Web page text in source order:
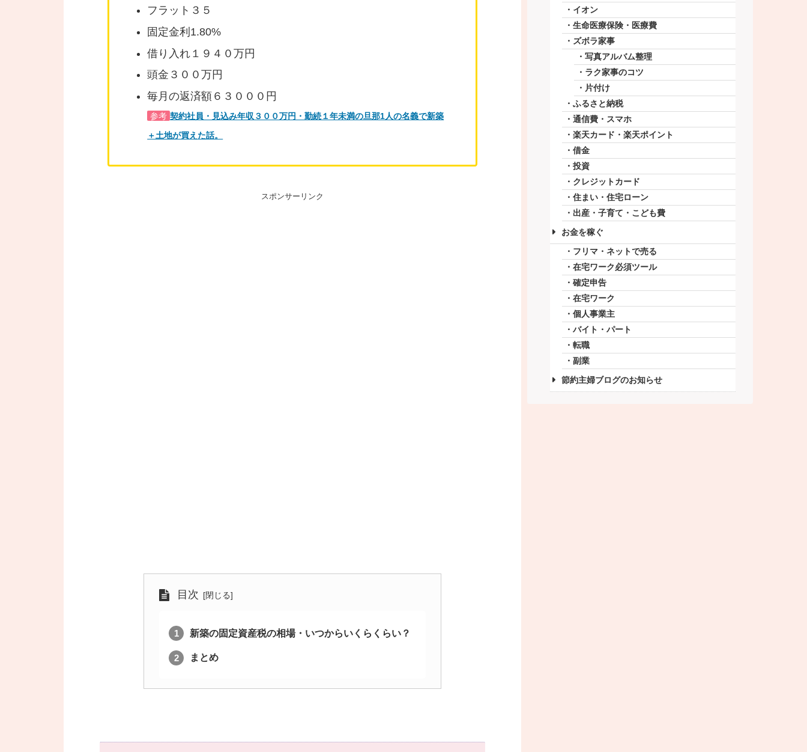
フラット３５
固定金利1.80%
借り入れ１９４０万円
頭金３００万円
毎月の返済額６３０００円
参考 契約社員・見込み年収３００万円・勤続１年未満の旦那1人の名義で新築
＋土地が買えた話。
スポンサーリンク
目次
新築の固定資産税の相場・いつからいくらくらい？
まとめ
イオン
生命医療保険・医療費
ズボラ家事
写真アルバム整理
ラク家事のコツ
片付け
ふるさと納税
通信費・スマホ
楽天カード・楽天ポイント
借金
投資
クレジットカード
住まい・住宅ローン
出産・子育て・こども費
お金を稼ぐ
フリマ・ネットで売る
在宅ワーク必須ツール
確定申告
在宅ワーク
個人事業主
バイト・パート
転職
副業
節約主婦ブログのお知らせ